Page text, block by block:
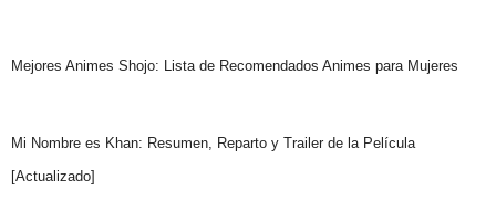
Mejores Animes Shojo: Lista de Recomendados Animes para Mujeres
Mi Nombre es Khan: Resumen, Reparto y Trailer de la Película
[Actualizado]